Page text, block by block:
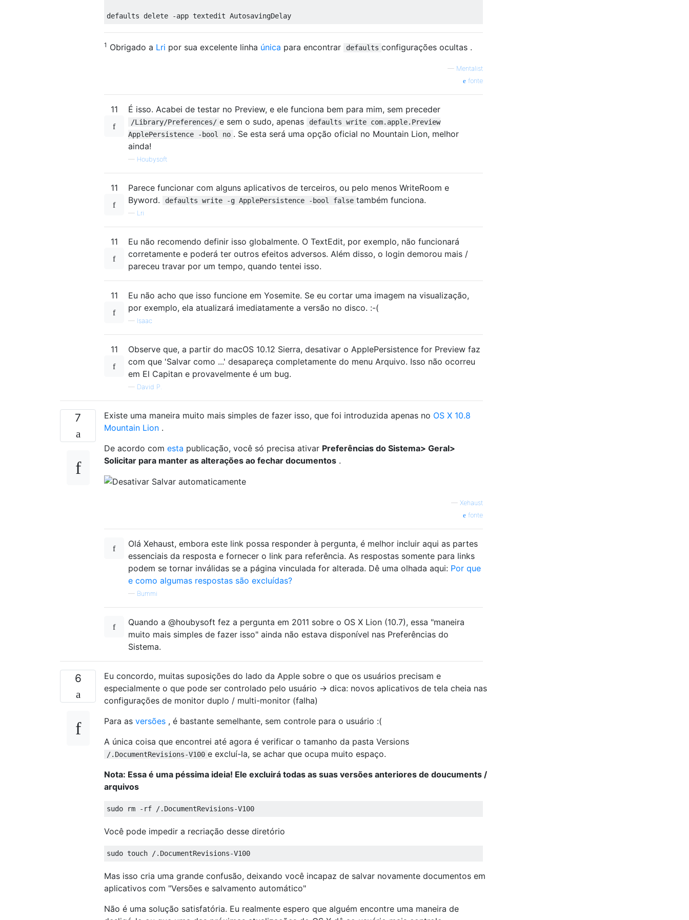
1 Obrigado a Lri por sua excelente linha única para encontrar defaults configurações ocultas .
— Mentalist
fonte
11 É isso. Acabei de testar no Preview, e ele funciona bem para mim, sem preceder
/Library/Preferences/ e sem o sudo, apenas
defaults write com.apple.Preview
ApplePersistence -bool no . Se esta será uma opção oficial no Mountain Lion, melhor
ainda!
— Houbysoft
11
Parece funcionar com alguns aplicativos de terceiros, ou pelo menos WriteRoom e
Byword.
defaults write -g ApplePersistence -bool false também funciona.
— Lri
11
Eu não recomendo definir isso globalmente. O TextEdit, por exemplo, não funcionará
corretamente e poderá ter outros efeitos adversos. Além disso, o login demorou mais /
pareceu travar por um tempo, quando tentei isso.
11
Eu não acho que isso funcione em Yosemite. Se eu cortar uma imagem na visualização,
por exemplo, ela atualizará imediatamente a versão no disco. :-(
— Isaac
11
Observe que, a partir do macOS 10.12 Sierra, desativar o ApplePersistence for Preview faz
com que 'Salvar como ...' desapareça completamente do menu Arquivo. Isso não ocorreu
em El Capitan e provavelmente é um bug.
— David P.
7 Existe uma maneira muito mais simples de fazer isso, que foi introduzida apenas no OS X 10.8
Mountain Lion .
De acordo com esta publicação, você só precisa ativar Preferências do Sistema> Geral>
Solicitar para manter as alterações ao fechar documentos .
— Xehaust
fonte
Olá Xehaust, embora este link possa responder à pergunta, é melhor incluir aqui as partes
essenciais da resposta e fornecer o link para referência. As respostas somente para links
podem se tornar inválidas se a página vinculada for alterada. Dê uma olhada aqui: Por que
e como algumas respostas são excluídas?
— Bummi
Quando a @houbysoft fez a pergunta em 2011 sobre o OS X Lion (10.7), essa "maneira
muito mais simples de fazer isso" ainda não estava disponível nas Preferências do
Sistema.
6
Eu concordo, muitas suposições do lado da Apple sobre o que os usuários precisam e
especialmente o que pode ser controlado pelo usuário → dica: novos aplicativos de tela cheia nas
configurações de monitor duplo / multi-monitor (falha)
Para as versões , é bastante semelhante, sem controle para o usuário :(
A única coisa que encontrei até agora é verificar o tamanho da pasta Versions
/.DocumentRevisions-V100 e excluí-la, se achar que ocupa muito espaço.
Nota: Essa é uma péssima ideia! Ele excluirá todas as suas versões anteriores de doucuments /
arquivos
Você pode impedir a recriação desse diretório
Mas isso cria uma grande confusão, deixando você incapaz de salvar novamente documentos em
aplicativos com "Versões e salvamento automático"
Não é uma solução satisfatória. Eu realmente espero que alguém encontre uma maneira de